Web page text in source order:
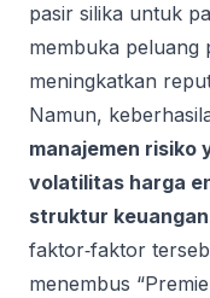
pasir silika untuk
membuka peluang
meningkatkan
Namun,
manajemen risiko
volatilitas harga
struktur keuangan
faktor‑faktor
menembus